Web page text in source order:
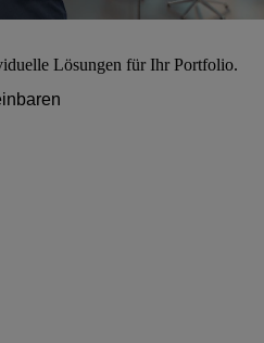
Lösungen für Ihr Portfolio.